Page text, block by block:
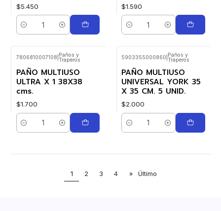
$5.450
Cantidad
$1.590
Cantidad
7806810007108 Paños y
Traperos
PAÑO MULTIUSO
ULTRA X 1 38X38
cms.
$1.700
Cantidad
5903355000860 Paños y
Traperos
PAÑO MULTIUSO
UNIVERSAL YORK 35
X 35 CM. 5 UNID.
$2.000
Cantidad
1 2 3 4 » Último